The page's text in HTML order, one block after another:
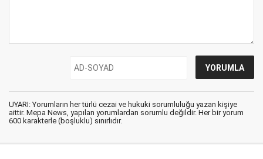
UYARI: Yorumların her türlü cezai ve hukuki sorumluluğu yazan kişiye
aittir. Mepa News, yapılan yorumlardan sorumlu değildir. Her bir yorum
600 karakterle (boşluklu) sınırlıdır.